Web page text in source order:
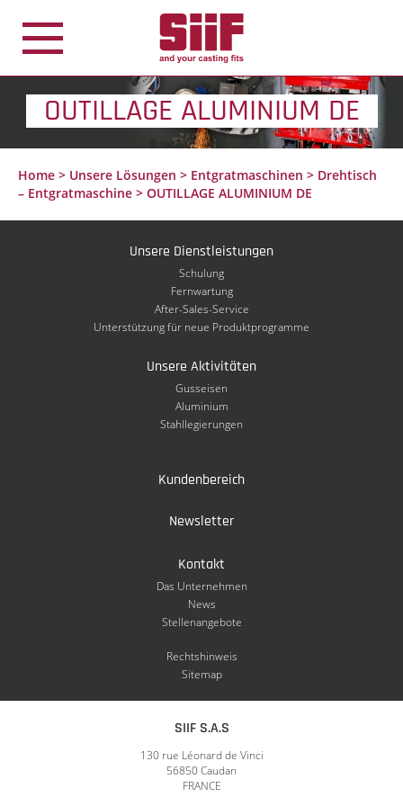
OUTILLAGE ALUMINIUM DE
Home > Unsere Lösungen > Entgratmaschinen > Drehtisch
– Entgratmaschine > OUTILLAGE ALUMINIUM DE
Unsere Dienstleistungen
Schulung
Fernwartung
After-Sales-Service
Unterstützung für neue Produktprogramme
Unsere Aktivitäten
Gusseisen
Aluminium
Stahllegierungen
Kundenbereich
Newsletter
Kontakt
Das Unternehmen
News
Stellenangebote
Rechtshinweis
Sitemap
SIIF S.A.S
130 rue Léonard de Vinci
56850 Caudan
FRANCE